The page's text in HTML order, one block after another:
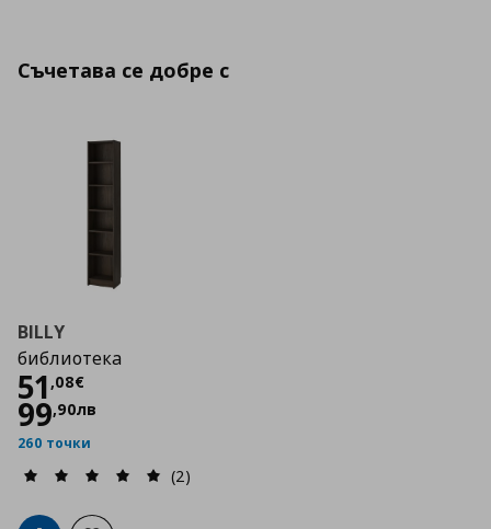
Съчетава се добре с
BILLY
библиотека
51 ,08€
Цена
99,90лв
260 точки
(2)